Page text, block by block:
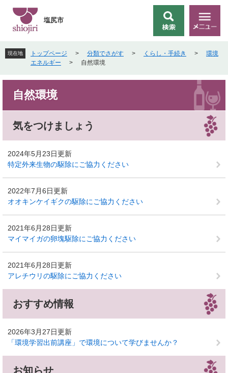
先
頭
す
を
飛
し
文
索
メ
ニ
塩尻市
現在地 トップページ > 分類でさがす > くらし・手続き >
環境
エネルギー
> 自然環境
自然環境
気をつけましょう
2024年5月23日更新
特定外来生物の駆除にご協力ください
2022年7月6日更新
オオキンケイギクの駆除にご協力ください
2021年6月28日更新
マイマイガの卵塊駆除にご協力ください
2021年6月28日更新
アレチウリの駆除にご協力ください
おすすめ情報
2026年3月27日更新
「環境学習出前講座」で環境について学びませんか？
お知らせ